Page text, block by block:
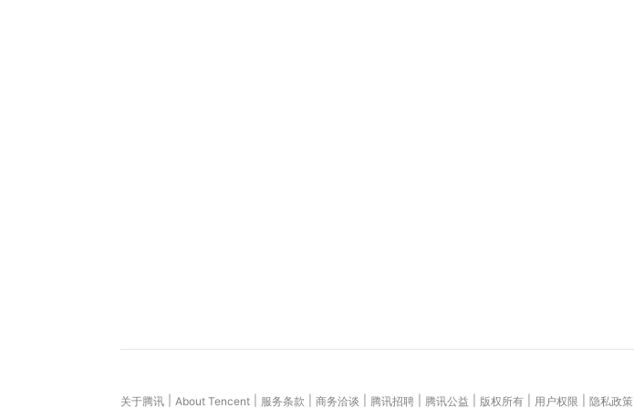
关于腾讯 About Tencent 服务条款 商务洽谈 腾讯招聘 腾讯公益 版权所有 用户权限 隐私政策